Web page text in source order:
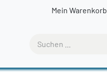
Mein Warenkorb